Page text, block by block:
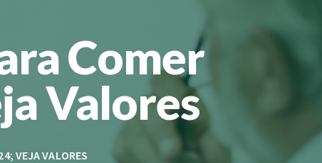
Comer
Valores
VEJA VALORES